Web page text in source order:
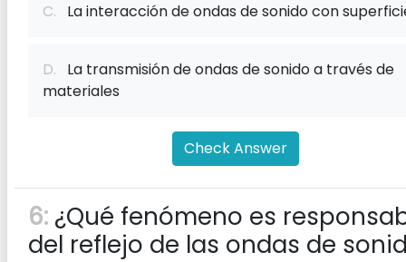
C. La interacción de ondas de sonido con
D. La transmisión de ondas de sonido a través de
materiales
Check Answer
6: ¿Qué fenómeno es
del reflejo de las ondas de